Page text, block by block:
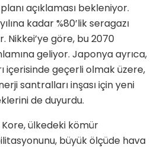
açıklaması bekleniyor.
kadar %80’lik seragazı
Nikkei’ye göre, bu 2070
geliyor. Japonya ayrıca,
içerisinde geçerli olmak üzere,
santralları inşası için yeni
de duyurdu.
ülkedeki kömür
büyük ölçüde hava